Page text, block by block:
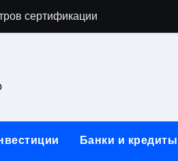
сертификации
и электрооборудование для
работы на объектах
базальтового
одежды: джемперы,
Банки и кредиты